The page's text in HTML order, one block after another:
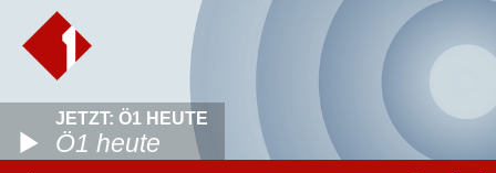
JETZT: Ö1 HEUTE
Ö1 heute